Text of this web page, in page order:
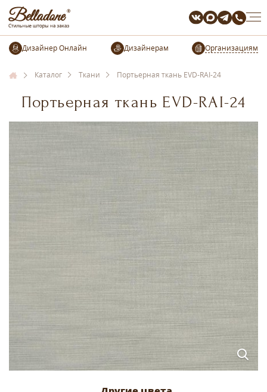
Организациям
Каталог Ткани Портьерная ткань EVD-RAI-24
Портьерная ткань EVD-RAI-24